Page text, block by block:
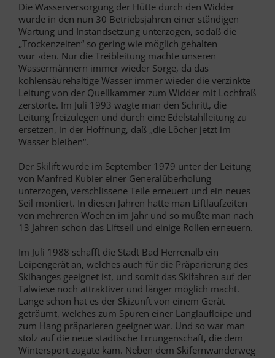
Die Wasserversorgung der Hütte durch den Widder
wurde in den nun 30 Betriebsjahren einer ständigen
Wartung und Instandsetzung unterzogen, sodaß die
„Trockenzeiten“ so gering wie möglich gehalten
wur¬den. Nur die Treibleitung machte unseren
Wassermännern immer wieder Sorge, da das
kohlensäurehaltige Wasser immer wieder die verzinkte
Leitung von der Quellkammer zum Widder mit Lochfraß
zerstörte. Im Juli 1993 wagte man den Schritt, die
Leitung freizulegen und durch eine Edelstahlleitung zu
ersetzen, in der Hoffnung, daß „die Löcher jetzt im
Wasser bleiben“.
Der Skilift wurde im September 1979 unter der Leitung
von Manfred Kubier einer Generalüberholung
unterzogen, verschlissene Teile erneuert und ein neues
Seil montiert. In diesen Jahren hatte man Liftlaufzeiten
von mehreren Wochen im Jahr und so mußte man nach
13 Jahren schon das Liftseil und einige Rollen erneuern.
Im Juli 1988 schafft die Stadt Bad Herrenalb ein
Loipengerät an, welches auch für die Präparierung des
Skihanges geeignet ist, und somit das Skifahren auf der
Talwiese noch attraktiver und länger möglich macht.
Lange schon hat es der Skizunft von einem Gerät
geträumt, welches zum Spuren einer Langlaufloipe und
zum Hang präparieren geeignet war. Und so war man
stolz auf die neue städtische Errungenschaft, die dem
Wintersport zugute kam. Neben dem Skifernwanderweg